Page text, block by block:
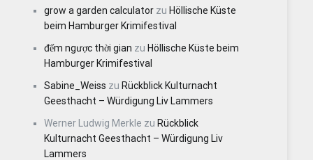
grow a garden calculator zu Höllische Küste
beim Hamburger Krimifestival
đếm ngược thời gian zu Höllische Küste beim
Hamburger Krimifestival
Sabine_Weiss zu Rückblick Kulturnacht
Geesthacht – Würdigung Liv Lammers
Werner Ludwig Merkle zu Rückblick
Kulturnacht Geesthacht – Würdigung Liv
Lammers